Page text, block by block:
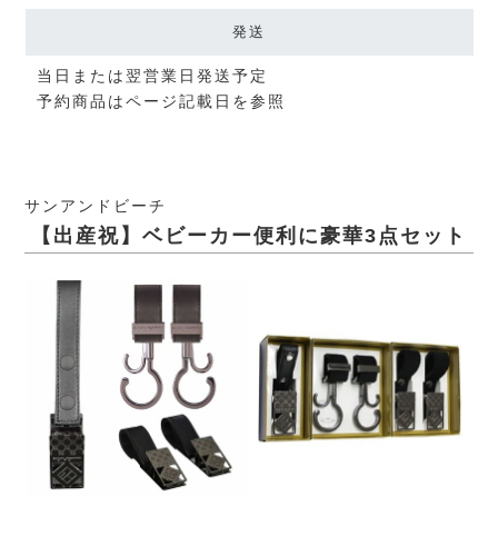
発送
当日または翌営業日発送予定
予約商品はページ記載日を参照
サンアンドビーチ
【出産祝】ベビーカー便利に豪華3点セット